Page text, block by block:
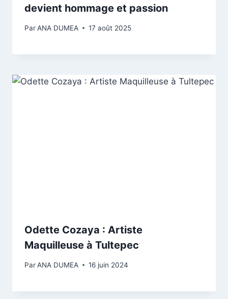
devient hommage et passion
ParANA DUMEA 17 août 2025
Odette Cozaya : Artiste
Maquilleuse à Tultepec
ParANA DUMEA 16 juin 2024